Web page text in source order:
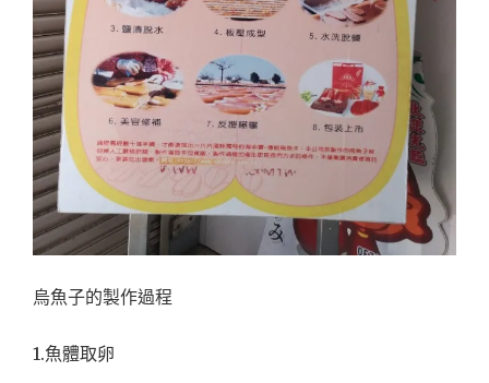
烏魚子的製作過程
1.魚體取卵